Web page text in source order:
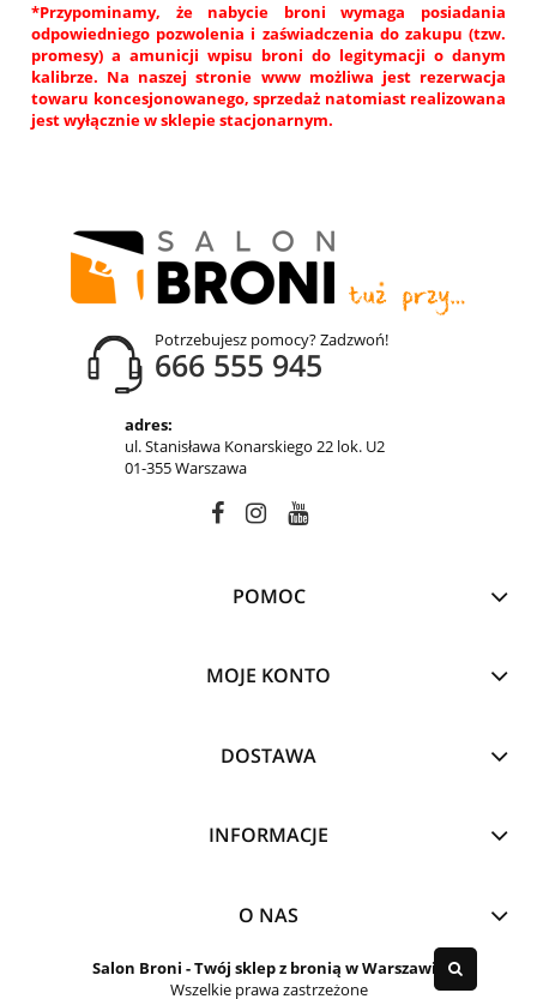
*Przypominamy, że nabycie broni wymaga posiadania
odpowiedniego pozwolenia i zaświadczenia do zakupu (tzw.
promesy) a amunicji wpisu broni do legitymacji o danym
kalibrze. Na naszej stronie www możliwa jest rezerwacja
towaru koncesjonowanego, sprzedaż natomiast realizowana
jest wyłącznie w sklepie stacjonarnym.
Potrzebujesz pomocy? Zadzwoń!
666 555 945
adres:
ul. Stanisława Konarskiego 22 lok. U2
01-355 Warszawa
POMOC
MOJE KONTO
DOSTAWA
INFORMACJE
O NAS
Salon Broni - Twój sklep z bronią w Warszawie
Wszelkie prawa zastrzeżone